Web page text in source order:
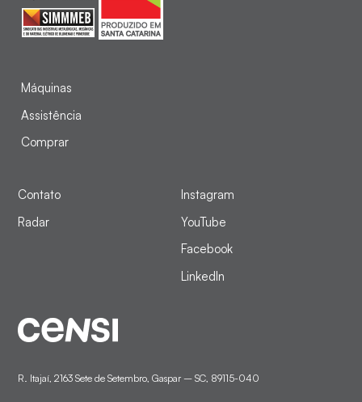
Máquinas
Assistência
Comprar
Contato
Radar
Instagram
YouTube
Facebook
LinkedIn
R. Itajaí, 2163 Sete de Setembro, Gaspar – SC, 89115-040